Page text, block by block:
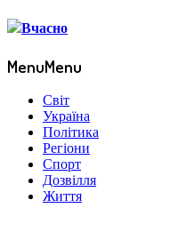
MenuMenu
Світ
Україна
Політика
Регіони
Спорт
Дозвілля
Життя